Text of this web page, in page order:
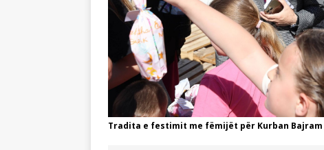
Tradita e festimit me fëmijët për Kurban Bajram